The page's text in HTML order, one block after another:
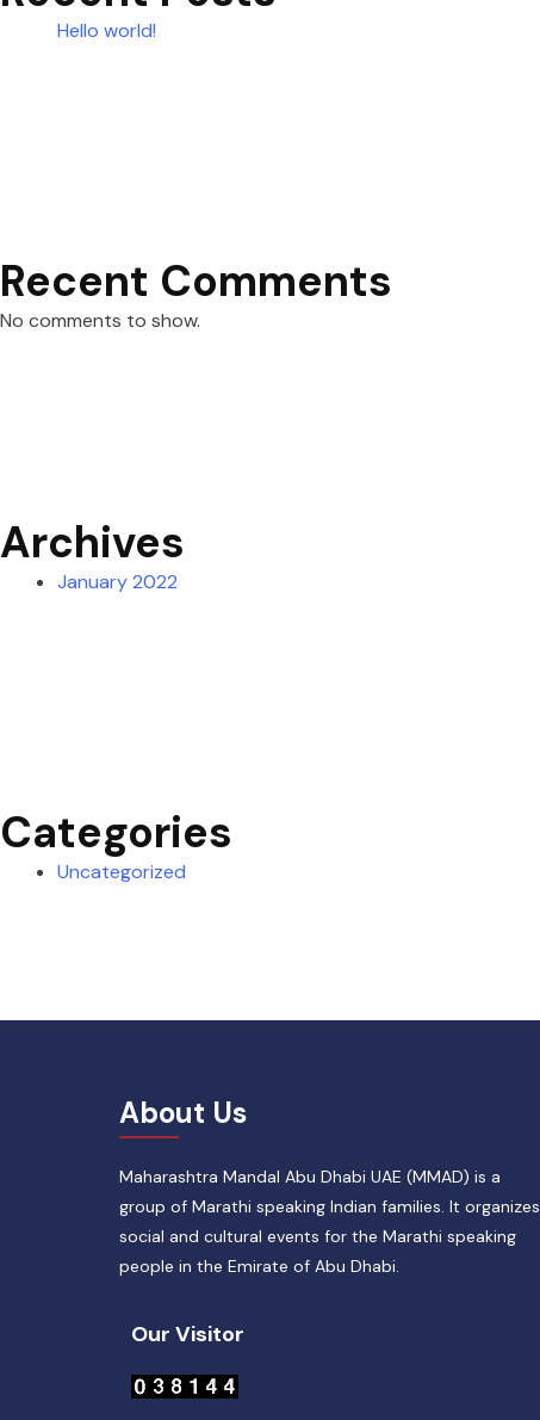
Hello world!
Recent Comments
No comments to show.
Archives
January 2022
Categories
Uncategorized
About Us
Maharashtra Mandal Abu Dhabi UAE (MMAD) is a
group of Marathi speaking Indian families. It organizes
social and cultural events for the Marathi speaking
people in the Emirate of Abu Dhabi.
Our Visitor